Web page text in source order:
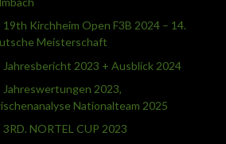
19th Kirchheim Open F3B 2024 – 14.
Meisterschaft
Jahresbericht 2023 + Ausblick 2024
Jahreswertungen 2023,
Nationalteam 2025
3RD. NORTEL CUP 2023